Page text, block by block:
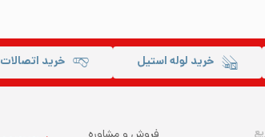
خرید لوله استیل خرید